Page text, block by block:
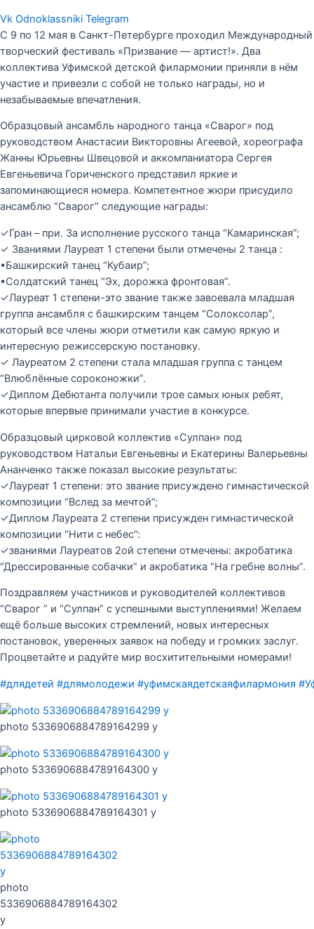
Vk Odnoklassniki Telegram
С 9 по 12 мая в Санкт-Петербурге проходил Международный
творческий фестиваль «Призвание — артист!». Два
коллектива Уфимской детской филармонии приняли в нём
участие и привезли с собой не только награды, но и
незабываемые впечатления.
Образцовый ансамбль народного танца «Сварог» под
руководством Анастасии Викторовны Агеевой, хореографа
Жанны Юрьевны Швецовой и аккомпаниатора Сергея
Евгеньевича Гориченского представил яркие и
запоминающиеся номера. Компетентное жюри присудило
ансамблю “Сварог” следующие награды:
✓Гран – при. За исполнение русского танца “Камаринская”;
✓ Званиями Лауреат 1 степени были отмечены 2 танца :
•Башкирский танец “Кубаир”;
•Солдатский танец “Эх, дорожка фронтовая”.
✓Лауреат 1 степени-это звание также завоевала младшая
группа ансамбля с башкирским танцем “Солоксолар”,
который все члены жюри отметили как самую яркую и
интересную режиссерскую постановку.
✓ Лауреатом 2 степени стала младшая группа с танцем
“Влюблённые сороконожки”.
✓Диплом Дебютанта получили трое самых юных ребят,
которые впервые принимали участие в конкурсе.
Образцовый цирковой коллектив «Сулпан» под
руководством Натальи Евгеньевны и Екатерины Валерьевны
Ананченко также показал высокие результаты:
✓Лауреат 1 степени: это звание присуждено гимнастической
композиции “Вслед за мечтой”;
✓Диплом Лауреата 2 степени присужден гимнастической
композиции “Нити с небес”:
✓званиями Лауреатов 2ой степени отмечены: акробатика
“Дрессированные собачки” и акробатика “На гребне волны”.
Поздравляем участников и руководителей коллективов
“Сварог ” и “Сулпан” с успешными выступлениями! Желаем
ещё больше высоких стремлений, новых интересных
постановок, уверенных заявок на победу и громких заслуг.
Процветайте и радуйте мир восхитительными номерами!
#длядетей #длямолодежи #уфимскаядетскаяфилармония
photo 5336906884789164299 y
photo 5336906884789164300 y
photo 5336906884789164301 y
photo
5336906884789164302
y